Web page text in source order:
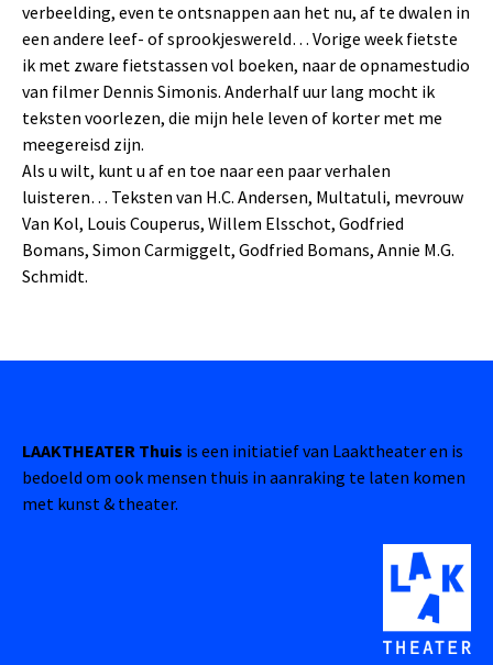
verbeelding, even te ontsnappen aan het nu, af te dwalen in
een andere leef- of sprookjeswereld… Vorige week fietste
ik met zware fietstassen vol boeken, naar de opnamestudio
van filmer Dennis Simonis. Anderhalf uur lang mocht ik
teksten voorlezen, die mijn hele leven of korter met me
meegereisd zijn.
Als u wilt, kunt u af en toe naar een paar verhalen
luisteren… Teksten van H.C. Andersen, Multatuli, mevrouw
Van Kol, Louis Couperus, Willem Elsschot, Godfried
Bomans, Simon Carmiggelt, Godfried Bomans, Annie M.G.
Schmidt.
LAAKTHEATER Thuis is een initiatief van Laaktheater en is
bedoeld om ook mensen thuis in aanraking te laten komen
met kunst & theater.